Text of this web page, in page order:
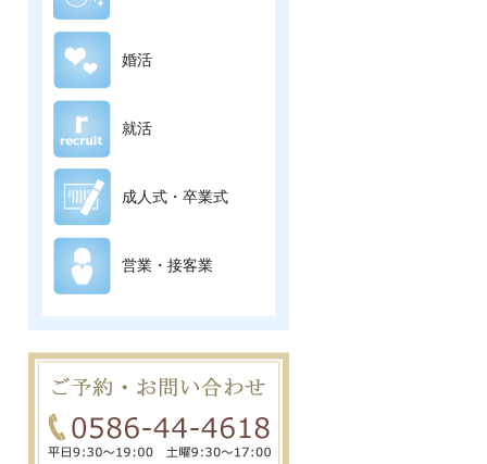
婚活
就活
成人式・卒業式
営業・接客業